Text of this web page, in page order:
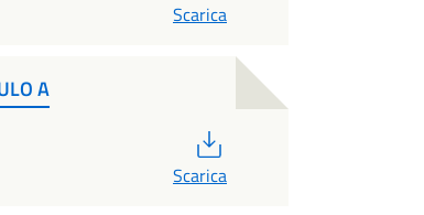
Scarica
A
Scarica